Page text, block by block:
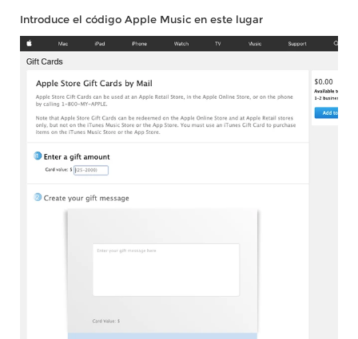
Introduce el código Apple Music en este lugar